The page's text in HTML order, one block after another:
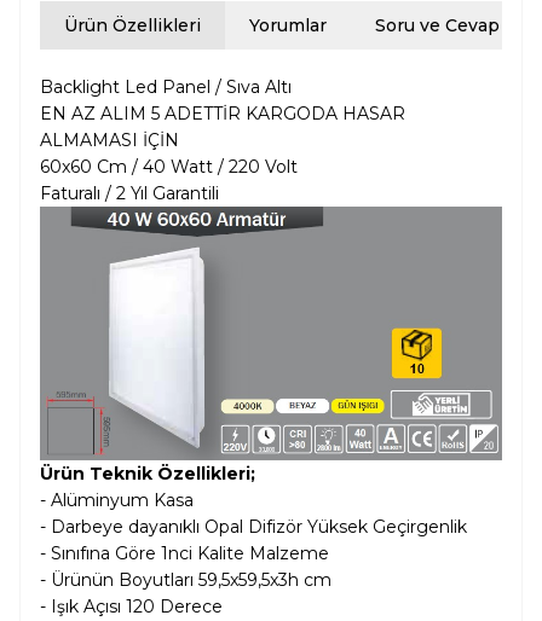
Ürün Özellikleri Yorumlar Soru ve Cevap
Backlight Led Panel / Sıva Altı
EN AZ ALIM 5 ADETTİR KARGODA HASAR
ALMAMASI İÇİN
60x60 Cm / 40 Watt / 220 Volt
Faturalı / 2 Yıl Garantili
Ürün Teknik Özellikleri;
- Alüminyum Kasa
- Darbeye dayanıklı Opal Difizör Yüksek Geçirgenlik
- Sınıfına Göre 1nci Kalite Malzeme
- Ürünün Boyutları 59,5x59,5x3h cm
- Işık Açısı 120 Derece